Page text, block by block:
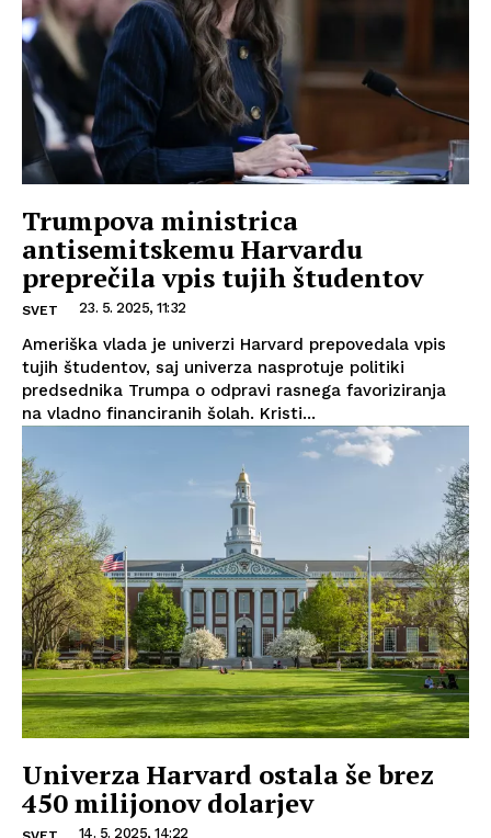
Trumpova ministrica
antisemitskemu Harvardu
preprečila vpis tujih študentov
SVET 23. 5. 2025, 11:32
Ameriška vlada je univerzi Harvard prepovedala vpis
tujih študentov, saj univerza nasprotuje politiki
predsednika Trumpa o odpravi rasnega favoriziranja
na vladno financiranih šolah. Kristi...
Univerza Harvard ostala še brez
450 milijonov dolarjev
14. 5. 2025, 14:22